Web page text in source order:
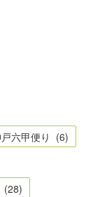
六甲便り (6)
(28)